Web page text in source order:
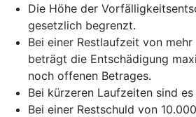
Die Höhe der
gesetzlich begrenzt.
Bei einer Restlaufzeit von
beträgt die Entschädigung
noch offenen Betrages.
Bei kürzeren Laufzeiten sind
Bei einer Restschuld von